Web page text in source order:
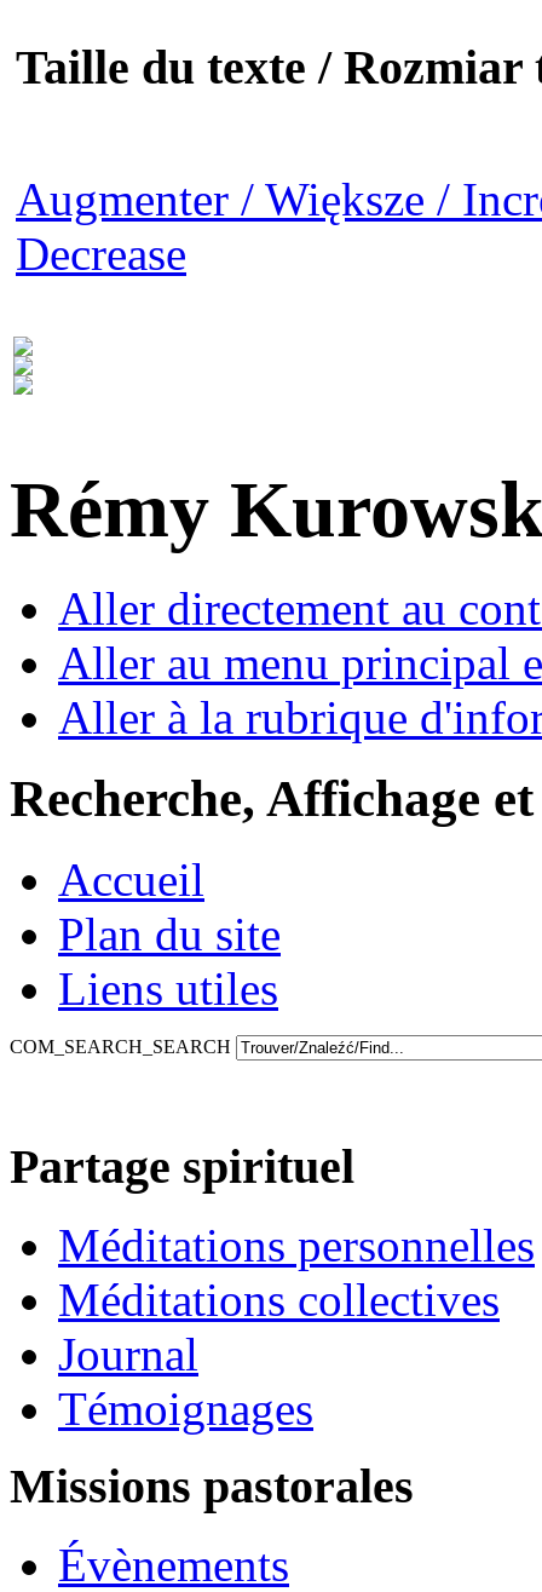
Taille du texte / Rozmiar
Augmenter / Większe /
Decrease
Rémy
Aller directement au
Aller au menu principal
Aller à la rubrique
Recherche, Affichage
Accueil
Plan du site
Liens utiles
COM_SEARCH_SEARCH
Partage spirituel
Méditations personnelles
Méditations collectives
Journal
Témoignages
Missions pastorales
Évènements